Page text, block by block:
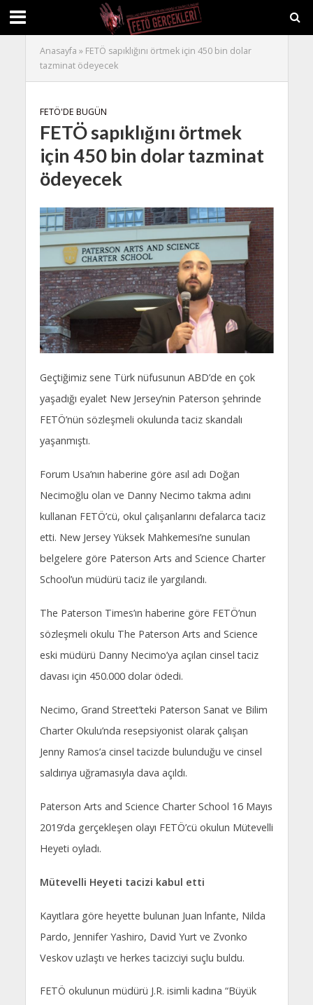
Anasayfa » FETÖ sapıklığını örtmek için 450 bin dolar
tazminat ödeyecek
FETÖ'DE BUGÜN
FETÖ sapıklığını örtmek
için 450 bin dolar tazminat
ödeyecek
Geçtiğimiz sene Türk nüfusunun ABD’de en çok
yaşadığı eyalet New Jersey’nin Paterson şehrinde
FETÖ’nün sözleşmeli okulunda taciz skandalı
yaşanmıştı.
Forum Usa’nın haberine göre asıl adı Doğan
Necimoğlu olan ve Danny Necimo takma adını
kullanan FETÖ’cü, okul çalışanlarını defalarca taciz
etti. New Jersey Yüksek Mahkemesi’ne sunulan
belgelere göre Paterson Arts and Science Charter
School’un müdürü taciz ile yargılandı.
The Paterson Times’ın haberine göre FETÖ’nun
sözleşmeli okulu The Paterson Arts and Science
eski müdürü Danny Necimo’ya açılan cinsel taciz
davası için 450.000 dolar ödedi.
Necimo, Grand Street’teki Paterson Sanat ve Bilim
Charter Okulu’nda resepsiyonist olarak çalışan
Jenny Ramos’a cinsel tacizde bulunduğu ve cinsel
saldırıya uğramasıyla dava açıldı.
Paterson Arts and Science Charter School 16 Mayıs
2019’da gerçekleşen olayı FETÖ’cü okulun Mütevelli
Heyeti oyladı.
Mütevelli Heyeti tacizi kabul etti
Kayıtlara göre heyette bulunan Juan lnfante, Nilda
Pardo, Jennifer Yashiro, David Yurt ve Zvonko
Veskov uzlaştı ve herkes tacizciyi suçlu buldu.
FETÖ okulunun müdürü J.R. isimli kadına “Büyük